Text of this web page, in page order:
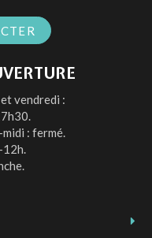
vendredi :
: fermé.
12h.